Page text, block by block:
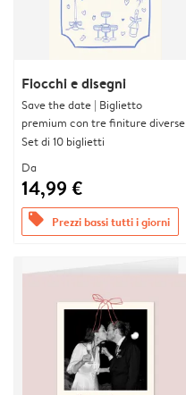
Fiocchi e disegni
Save the date | Biglietto
premium con tre finiture diverse
Set di 10 biglietti
Da
14,99 €
offers Prezzi bassi tutti i giorni